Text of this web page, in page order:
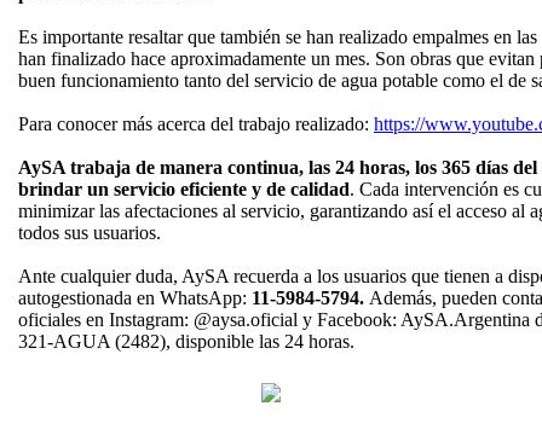
Es importante resaltar que también se han realizado empalmes en
han finalizado hace aproximadamente un mes. Son obras que
buen funcionamiento tanto del servicio de agua potable como el de
Para conocer más acerca del trabajo realizado: https://
AySA trabaja de manera continua, las 24 horas, los 365 días
brindar un servicio eficiente y de calidad. Cada intervención es
minimizar las afectaciones al servicio, garantizando así el acceso al
todos sus usuarios.
Ante cualquier duda, AySA recuerda a los usuarios que tienen a
autogestionada en WhatsApp: 11-5984-5794. Además, pueden
oficiales en Instagram: @aysa.oficial y Facebook: AySA.Argentina
321-AGUA (2482), disponible las 24 horas.